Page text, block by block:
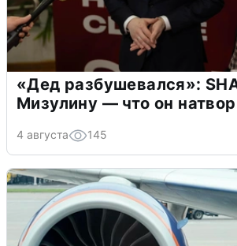
«Дед разбушевался»:
Мизулину — что он
4 августа 145